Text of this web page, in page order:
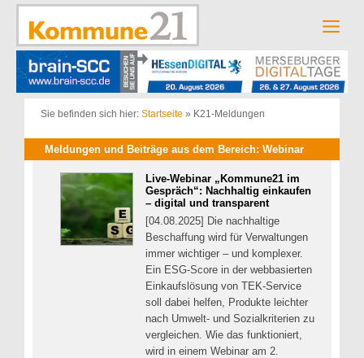
Zum
springen
Sie befinden sich hier: Startseite » K21-Meldungen
Meldungen und Beiträge aus dem Bereich: Webinar
Live-Webinar „Kommune21 im
Gespräch“: Nachhaltig einkaufen
– digital und transparent
[04.08.2025] Die nachhaltige
Beschaffung wird für Verwaltungen
immer wichtiger – und komplexer.
Ein ESG-Score in der webbasierten
Einkaufslösung von TEK-Service
soll dabei helfen, Produkte leichter
nach Umwelt- und Sozialkriterien zu
vergleichen. Wie das funktioniert,
wird in einem Webinar am 2.